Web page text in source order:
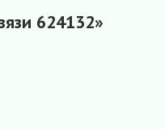
624132»